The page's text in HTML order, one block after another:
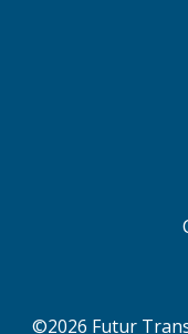
©2026 Futur